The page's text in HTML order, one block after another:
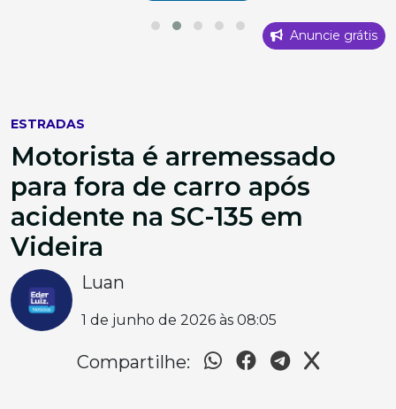
Anuncie grátis
ESTRADAS
Motorista é arremessado
para fora de carro após
acidente na SC-135 em
Videira
Luan
1 de junho de 2026 às 08:05
Compartilhe: